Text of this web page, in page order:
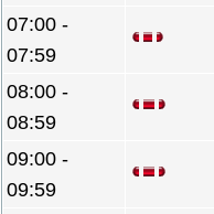
07:00 -
07:59
08:00 -
08:59
09:00 -
09:59